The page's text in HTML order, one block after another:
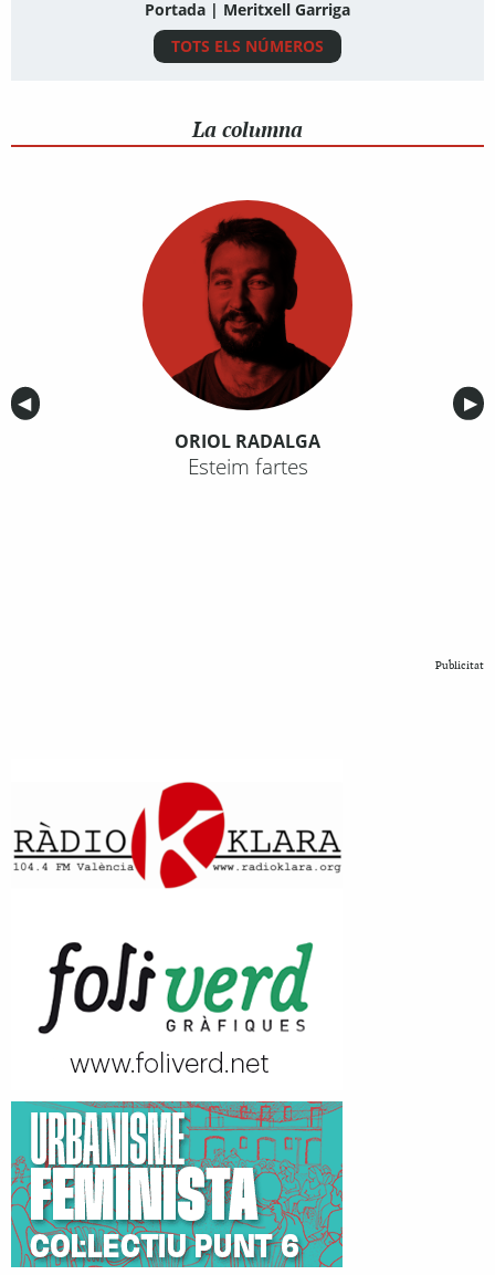
Portada | Meritxell Garriga
TOTS ELS NÚMEROS
La columna
Anterior
◀︎ ▶︎
ORIOL RADALGA
Esteim fartes
Publicitat